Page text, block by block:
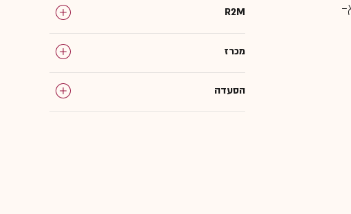
R2M
מכרז
הסעדה